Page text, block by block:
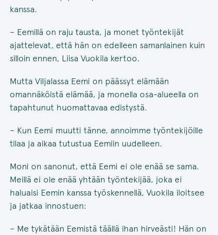
kanssa.
– Eemillä on raju tausta, ja monet työntekijät
ajattelevat, että hän on edelleen samanlainen kuin
silloin ennen, Liisa Vuokila kertoo.
Mutta Viljalassa Eemi on päässyt elämään
omannäköistä elämää, ja monella osa-alueella on
tapahtunut huomattavaa edistystä.
– Kun Eemi muutti tänne, annoimme työntekijöille
tilaa ja aikaa tutustua Eemiin uudelleen.
Moni on sanonut, että Eemi ei ole enää se sama.
Meillä ei ole enää yhtään työntekijää, joka ei
haluaisi Eemin kanssa työskennellä, Vuokila iloitsee
ja jatkaa innostuen:
– Me tykätään Eemistä täällä ihan hirveästi! Hän on